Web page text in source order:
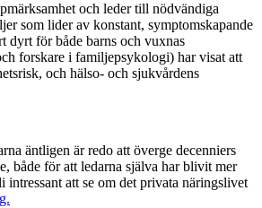
och leder till nödvändiga
som lider av konstant, symptomskapande
dyrt för både barns och vuxnas
forskare i familjepsykologi) har visat att
och hälso- och sjukvårdens
äntligen är redo att överge decenniers
både för att ledarna själva har blivit mer
att se om det privata näringslivet